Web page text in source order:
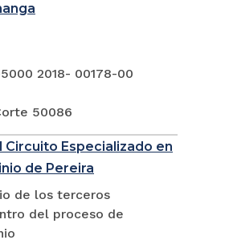
2018- 00178-00
50086
Circuito Especializado en
de Pereira
de los terceros
del proceso de